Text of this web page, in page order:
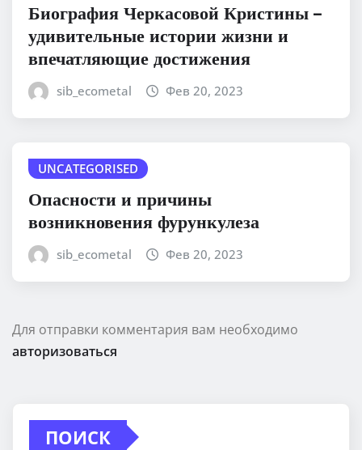
Биография Черкасовой Кристины –
удивительные истории жизни и
впечатляющие достижения
sib_ecometal Фев 20, 2023
UNCATEGORISED
Опасности и причины
возникновения фурункулеза
sib_ecometal Фев 20, 2023
Для отправки комментария вам необходимо
авторизоваться
ПОИСК